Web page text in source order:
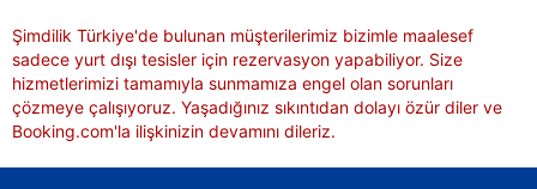
Şimdilik Türkiye'de bulunan müşterilerimiz bizimle maalesef
sadece yurt dışı tesisler için rezervasyon yapabiliyor. Size
hizmetlerimizi tamamıyla sunmamıza engel olan sorunları
çözmeye çalışıyoruz. Yaşadığınız sıkıntıdan dolayı özür diler ve
Booking.com'la ilişkinizin devamını dileriz.